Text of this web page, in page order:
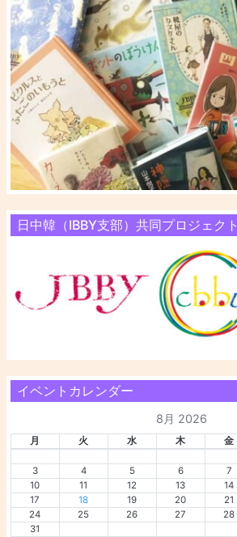
日中韓（IBBY支部）共同プロジェクト
イベントカレンダー
8月 2026
月 火 水 木 金
3
4 5 6 7
10
11 12 13 14
17
18 19 20 21
24
25 26 27 28
31